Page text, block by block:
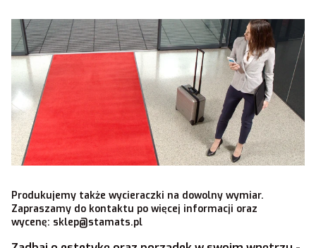
Produkujemy także wycieraczki na dowolny wymiar.
Zapraszamy do kontaktu po więcej informacji oraz
wycenę: sklep@stamats.pl